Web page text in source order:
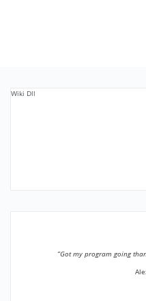
Wiki Dll
”Got my program going